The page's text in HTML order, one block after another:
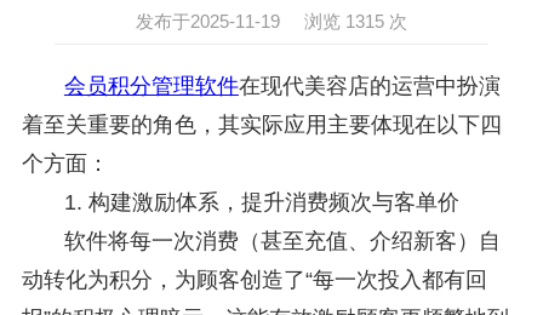
发布于2025-11-19 浏览 1315 次
会员积分管理软件在现代美容店的运营中扮演
着至关重要的角色，其实际应用主要体现在以下四
个方面：
1. 构建激励体系，提升消费频次与客单价
软件将每一次消费（甚至充值、介绍新客）自
动转化为积分，为顾客创造了“每一次投入都有回